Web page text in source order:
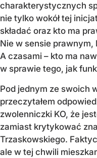
charakterystycznych
nie tylko wokół tej
składać oraz kto ma
Nie w sensie
A czasami – kto ma
w sprawie tego, jak
Pod jednym ze swoich
przeczytałem
zwolenniczki KO, że
zamiast krytykować
Trzaskowskiego.
ale w tej chwili